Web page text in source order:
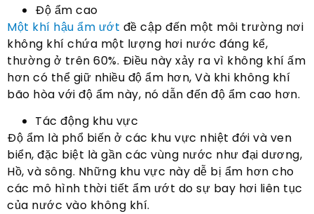
Độ ẩm cao
Một khí hậu ẩm ướt đề cập đến một môi trường nơi
không khí chứa một lượng hơi nước đáng kể,
thường ở trên 60%. Điều này xảy ra vì không khí ấm
hơn có thể giữ nhiều độ ẩm hơn, Và khi không khí
bão hòa với độ ẩm này, nó dẫn đến độ ẩm cao hơn.
Tác động khu vực
Độ ẩm là phổ biến ở các khu vực nhiệt đới và ven
biển, đặc biệt là gần các vùng nước như đại dương,
Hồ, và sông. Những khu vực này dễ bị ẩm hơn cho
các mô hình thời tiết ẩm ướt do sự bay hơi liên tục
của nước vào không khí.